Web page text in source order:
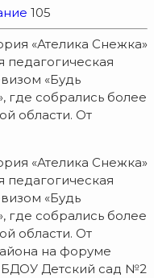
105
«Ателика Снежка»
педагогическая
«Будь
где собрались более
области. От
«Ателика Снежка»
педагогическая
«Будь
где собрались более
области. От
на форуме
Детский сад №2